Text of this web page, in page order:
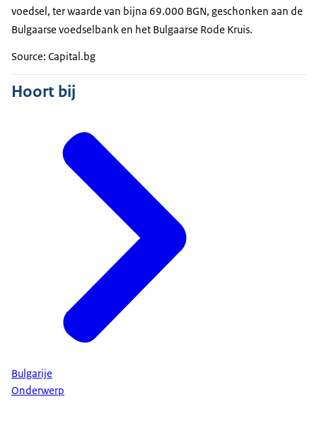
voedsel, ter waarde van bijna 69.000 BGN, geschonken aan de
Bulgaarse voedselbank en het Bulgaarse Rode Kruis.
Source: Capital.bg
Hoort bij
Bulgarije
Onderwerp